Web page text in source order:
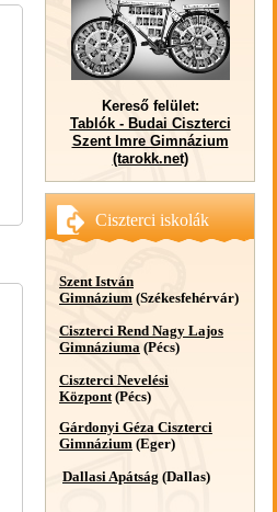
Kereső felület:
Tablók - Budai Ciszterci
Szent Imre Gimnázium
(tarokk.net)
Ciszterci iskolák
Szent István
Gimnázium (Székesfehérvár)
Ciszterci Rend Nagy Lajos
Gimnáziuma (Pécs)
Ciszterci Nevelési
Központ(Pécs)
Gárdonyi Géza Ciszterci
Gimnázium (Eger)
Dallasi Apátság (Dallas)